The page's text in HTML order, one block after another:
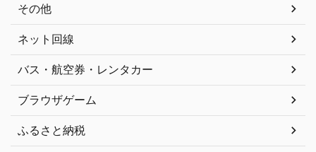
その他
ネット回線
バス・航空券・レンタカー
ブラウザゲーム
ふるさと納税